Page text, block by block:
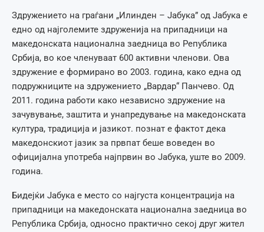
Здружението на граѓани „Илинден – Јабука” од Јабука е
едно од најголемите здруженија на припадници на
македонската национална заедница во Република
Србија, во кое членуваат 600 активни членови. Ова
здружение е формирано во 2003. година, како една од
подружниците на здружението „Вардар“ Панчево. Од
2011. година работи како независно здружение на
зачувување, заштита и унапредување на македонската
култура, традиција и јазикот. познат е фактот дека
македонскиот јазик за првпат беше воведен во
официјална употреба најпрвин во Јабука, уште во 2009.
година.
Бидејќи Јабука е место со најгуста концентрација на
припадници на македонската национална заедница во
Република Србија, односно практично секој друг жител